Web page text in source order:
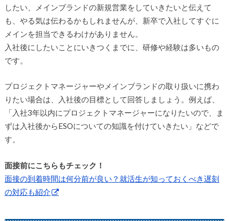
したい、メインブランドの新規営業をしていきたいと伝えて
も、やる気は伝わるかもしれませんが、新卒で入社してすぐに
メインを担当できるわけがありません。
入社後にしたいことにいきつくまでに、研修や経験は多いもの
です。
プロジェクトマネージャーやメインブランドの取り扱いに携わ
りたい場合は、入社後の目標として回答しましょう。例えば、
「入社3年以内にプロジェクトマネージャーになりたいので、ま
ずは入社後からESOについての知識を付けていきたい」などで
す。
面接前にこちらもチェック！
面接の到着時間は何分前が良い？就活生が知っておくべき遅刻
の対応も紹介